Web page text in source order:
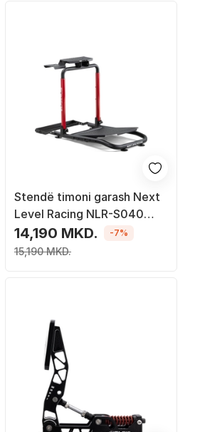
Stendë timoni garash Next
Level Racing NLR-S040
Wheel Stand Lite 2.0, i
palosshëm, i rregullueshëm,
14,190 MKD.
15,190 MKD.
-7%